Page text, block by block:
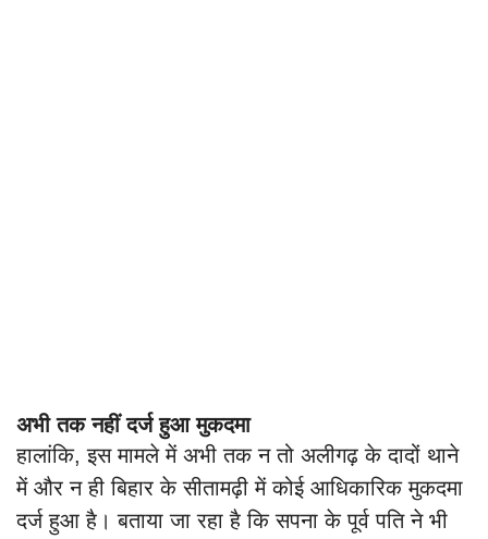
अभी तक नहीं दर्ज हुआ मुकदमा
हालांकि, इस मामले में अभी तक न तो अलीगढ़ के दादों थाने
में और न ही बिहार के सीतामढ़ी में कोई आधिकारिक मुकदमा
दर्ज हुआ है। बताया जा रहा है कि सपना के पूर्व पति ने भी